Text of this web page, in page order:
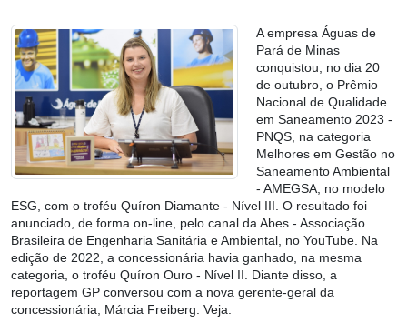
A empresa Águas de
Pará de Minas
conquistou, no dia 20
de outubro, o Prêmio
Nacional de Qualidade
em Saneamento 2023 -
PNQS, na categoria
Melhores em Gestão no
Saneamento Ambiental
- AMEGSA, no modelo
ESG, com o troféu Quíron Diamante - Nível III. O resultado foi
anunciado, de forma on-line, pelo canal da Abes - Associação
Brasileira de Engenharia Sanitária e Ambiental, no YouTube. Na
edição de 2022, a concessionária havia ganhado, na mesma
categoria, o troféu Quíron Ouro - Nível II. Diante disso, a
reportagem GP conversou com a nova gerente-geral da
concessionária, Márcia Freiberg. Veja.